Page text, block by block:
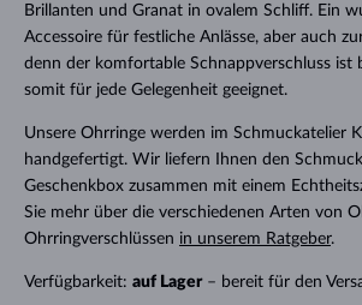
Brillanten und Granat in ovalem Schliff. Ein
Accessoire für festliche Anlässe, aber auch
denn der komfortable Schnappverschluss ist
somit für jede Gelegenheit geeignet.
Unsere Ohrringe werden im Schmuckatelier
handgefertigt. Wir liefern Ihnen den
Geschenkbox zusammen mit einem
Sie mehr über die verschiedenen Arten von
Ohrringverschlüssen in unserem Ratgeber.
Verfügbarkeit: auf Lager– bereit für den